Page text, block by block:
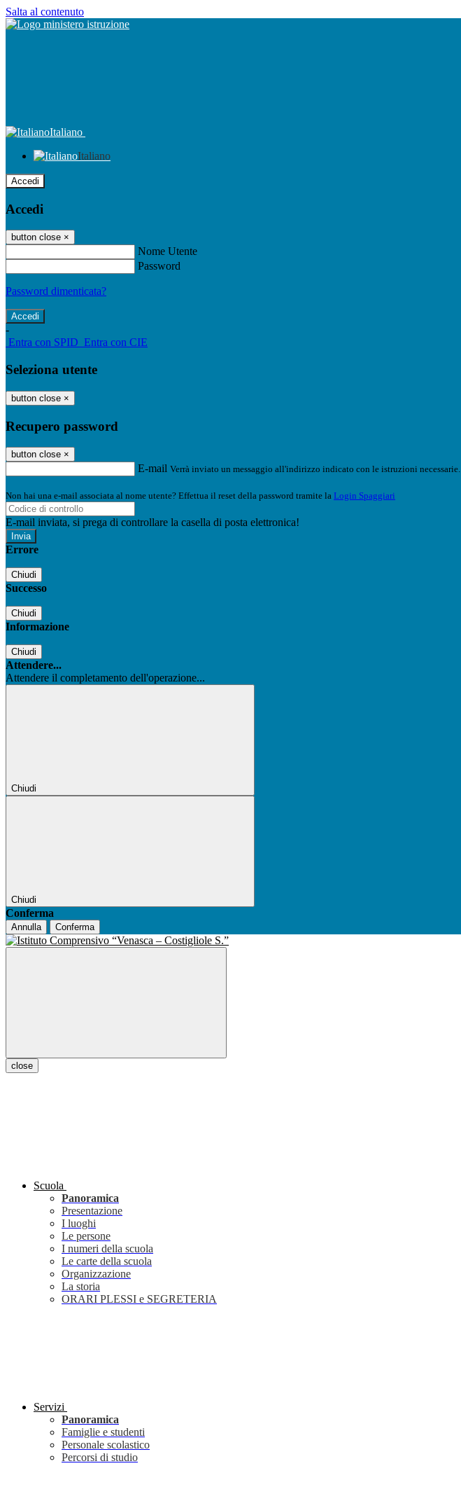
Salta al contenuto
Italiano
Italiano
Accedi
Accedi
button close ×
Nome Utente
Password
Password dimenticata?
-
Entra con SPID Entra con CIE
Seleziona utente
button close ×
Recupero password
button close ×
E-mail Verrà inviato un messaggio all'indirizzo indicato con le istruzioni necessarie.
Non hai una e-mail associata al nome utente? Effettua il reset della password tramite la Login Spaggiari
E-mail inviata, si prega di controllare la casella di posta elettronica!
Errore
Chiudi
Successo
Chiudi
Informazione
Chiudi
Attendere...
Attendere il completamento dell'operazione...
Chiudi
Chiudi
Conferma
Annulla Conferma
close
Scuola
Panoramica
Presentazione
I luoghi
Le persone
I numeri della scuola
Le carte della scuola
Organizzazione
La storia
ORARI PLESSI e SEGRETERIA
Servizi
Panoramica
Famiglie e studenti
Personale scolastico
Percorsi di studio